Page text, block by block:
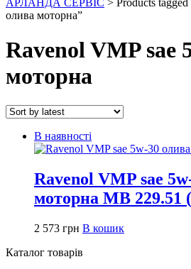
АРЛАНДА СЕРВІС > Products
олива моторна”
Ravenol VMP sae
моторна
В наявності
Ravenol VMP sae
моторна MB 229.51
2 573 грн В кошик
Каталог товарів